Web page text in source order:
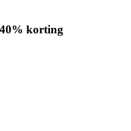
korting